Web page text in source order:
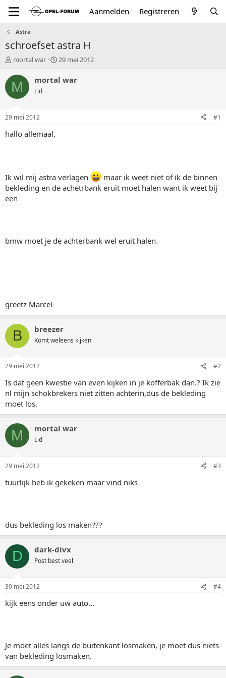
Aanmelden Registreren
Astra
schroefset astra H
T
p
i
a
r
mortal war
S
a
29 mei 2012
M mortal war
Lid
29 mei 2012 #1
hallo allemaal,
Ik wil mij astra verlagen
maar ik weet niet of ik de binnen
bekleding en de achetrbank eruit moet halen want ik weet bij
een
bmw moet je de achterbank wel eruit halen.
greetz Marcel
B breezer
Komt weleens kijken
29 mei 2012 #2
Is dat geen kwestie van even kijken in je kofferbak dan.? Ik zie
nl mijn schokbrekers niet zitten achterin,dus de bekleding
moet los.
M mortal war
Lid
29 mei 2012 #3
tuurlijk heb ik gekeken maar vind niks
dus bekleding los maken???
D dark-divx
Post best veel
30 mei 2012 #4
kijk eens onder uw auto...
Je moet alles langs de buitenkant losmaken, je moet dus niets
van bekleding losmaken.